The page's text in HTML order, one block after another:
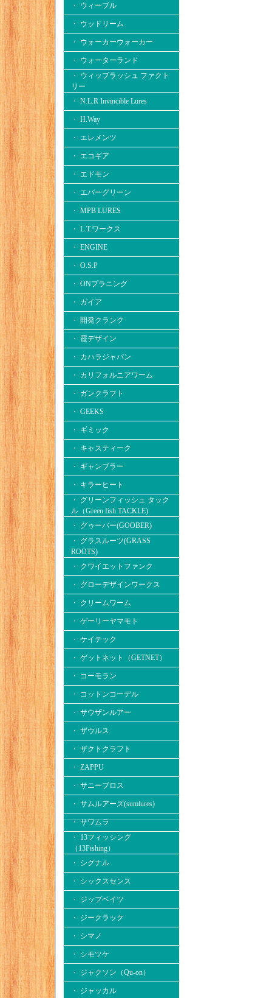
・ ウィーブル
・ ウッドリーム
・ ウォーカーウォーカー
・ ウォーターランド
・ ウィップラッシュ ファクト
リー
・ N.L.R Invincible Lures
・ H.Way
・ エレメンツ
・ エコギア
・ エドモン
・ エバーグリーン
・ MPB LURES
・ L.T.ワークス
・ ENGINE
・ O.S.P
・ ONプラニング
・ ガイア
・ 開発クランク
・ 霞デザイン
・ カハラジャパン
・ カリフォルニアワーム
・ ガンクラフト
・ GEEKS
・ ギミック
・ キャスティーク
・ ギャンブラー
・ キラーヒート
・ グリーンフィッシュ タック
ル（Green fish TACKLE)
・ グゥーバー(GOOBER)
・ グラスルーツ(GRASS
ROOTS)
・ クワイエットファンク
・ グローデザインワークス
・ クリームワーム
・ ゲーリーヤマモト
・ ケイテック
・ ゲットネット（GETNET）
・ コーモラン
・ コットンコーデル
・ サウザンルアー
・ ザウルス
・ ザクトクラフト
・ ZAPPU
・ サニーブロス
・ サムルアーズ(sumlures)
・ サワムラ
・ 13フィッシング
（13Fishing）
・ シグナル
・ シックスセンス
・ ジップベイツ
・ ジークラック
・ シマノ
・ シモツケ
・ ジャクソン（Qu-on）
・ ジャッカル